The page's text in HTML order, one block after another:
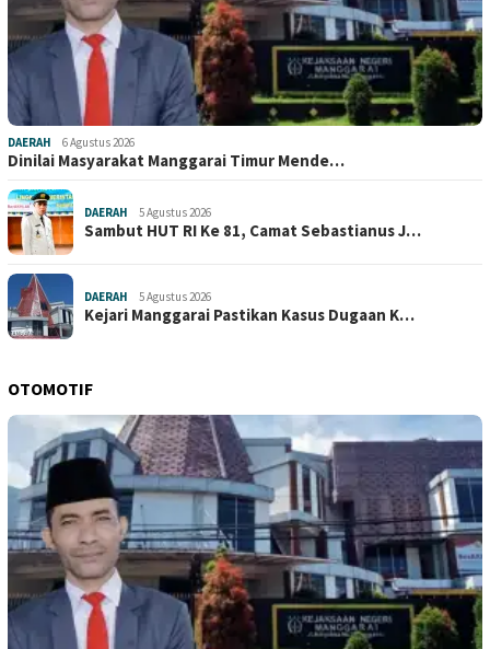
DAERAH 6 Agustus 2026
Dinilai Masyarakat Manggarai Timur Mende…
DAERAH 5 Agustus 2026
Sambut HUT RI Ke 81, Camat Sebastianus J…
DAERAH 5 Agustus 2026
Kejari Manggarai Pastikan Kasus Dugaan K…
OTOMOTIF